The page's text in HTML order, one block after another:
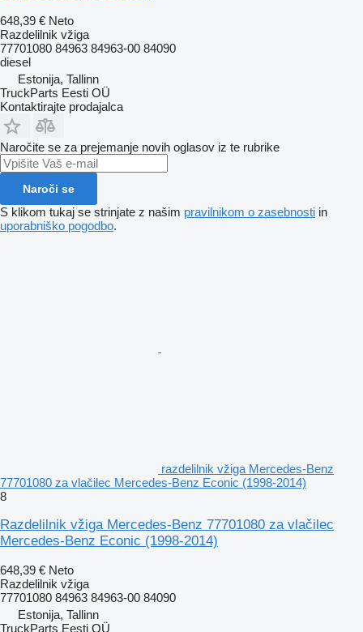
648,39 € Neto
Razdelilnik vžiga
77701080 84963 84963-00 84090
diesel
Estonija, Tallinn
TruckParts Eesti OÜ
Kontaktirajte prodajalca
Naročite se za prejemanje novih oglasov iz te rubrike
Naroči se
S klikom tukaj se strinjate z našim pravilnikom o zasebnosti in
uporabniško pogodbo.
razdelilnik vžiga Mercedes-Benz
77701080 za vlačilec Mercedes-Benz Econic (1998-2014)
8
Razdelilnik vžiga Mercedes-Benz 77701080 za vlačilec
Mercedes-Benz Econic (1998-2014)
648,39 € Neto
Razdelilnik vžiga
77701080 84963 84963-00 84090
Estonija, Tallinn
TruckParts Eesti OÜ